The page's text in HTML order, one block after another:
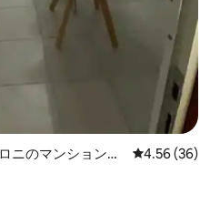
ニのマンション・
レビュー36
4.56 (36)